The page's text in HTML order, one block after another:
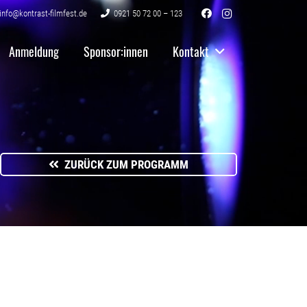
info@kontrast-filmfest.de 0921 50 72 00 – 123
Anmeldung Sponsor:innen Kontakt
ZURÜCK ZUM PROGRAMM